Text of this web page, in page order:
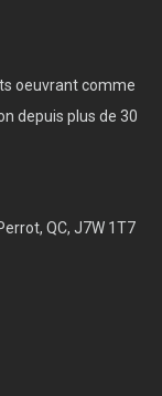
oeuvrant comme
depuis plus de 30
QC, J7W 1T7